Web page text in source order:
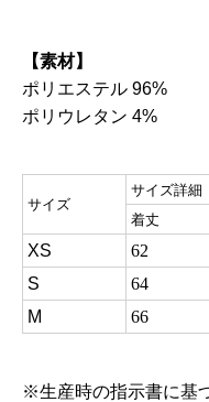
【素材】
ポリエステル 96%
ポリウレタン 4%
サイズ
サイズ詳細
着丈
XS 62
S
64
M
66
※生産時の指示書に基